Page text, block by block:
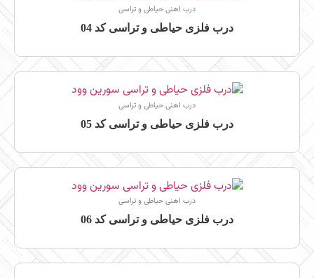
درب اهنی حیاطی و تراسی
درب فلزی حیاطی و تراسی کد 04
درب اهنی حیاطی و تراسی
درب فلزی حیاطی و تراسی کد 05
درب اهنی حیاطی و تراسی
درب فلزی حیاطی و تراسی کد 06